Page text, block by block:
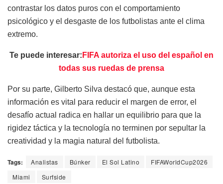
contrastar los datos puros con el comportamiento
psicológico y el desgaste de los futbolistas ante el clima
extremo.
Te puede interesar: FIFA autoriza el uso del español en
todas sus ruedas de prensa
Por su parte, Gilberto Silva destacó que, aunque esta
información es vital para reducir el margen de error, el
desafío actual radica en hallar un equilibrio para que la
rigidez táctica y la tecnología no terminen por sepultar la
creatividad y la magia natural del futbolista.
Tags: Analistas Búnker El Sol Latino
FIFAWorldCup2026
Miami
Surfside